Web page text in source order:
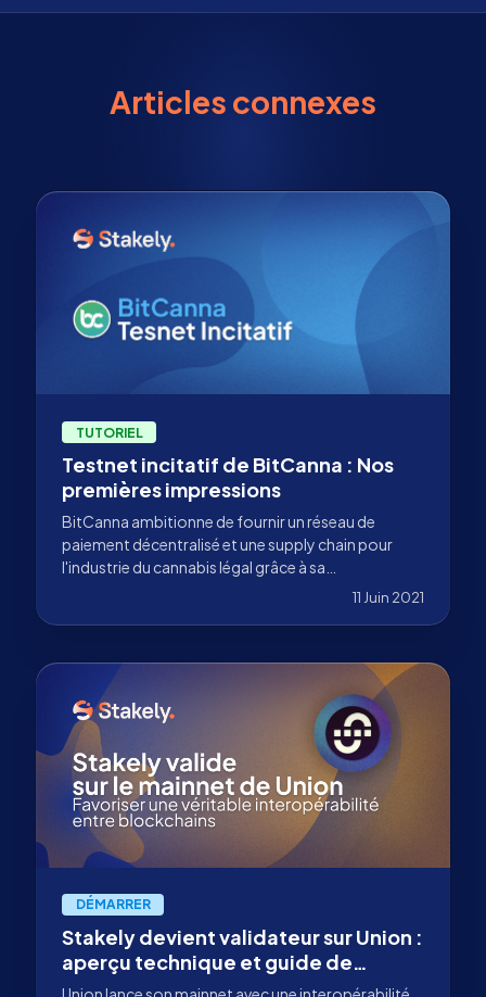
Articles connexes
TUTORIEL
Testnet incitatif de BitCanna : Nos
premières impressions
BitCanna ambitionne de fournir un réseau de
paiement décentralisé et une supply chain pour
l'industrie du cannabis légal grâce à sa
11 Juin 2021
DÉMARRER
Stakely devient validateur sur Union :
aperçu technique et guide de
participation